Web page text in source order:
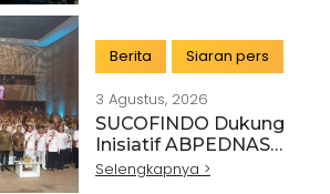
Berita Siaran pers
3 Agustus, 2026
SUCOFINDO Dukung
Inisiatif ABPEDNAS
melalui Program
Selengkapnya >
Kehutanan
Kelautan dan Perikanan